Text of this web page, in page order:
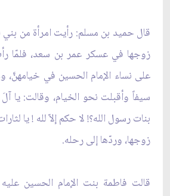
قال حميد بن مسلم: رأيت امرأة من
زوجها في عسكر عمر بن سعد، فلمّا
على نساء الإمام الحسين في خيامهنَّ،
سيفاً وأقبلت نحو الخيام، وقالت: يا
بنات رسول الله؟! لا حكم إلاّ لله ! يا
زوجها، وردّها إلى رحله.
قالت فاطمة بنت الإمام الحسين